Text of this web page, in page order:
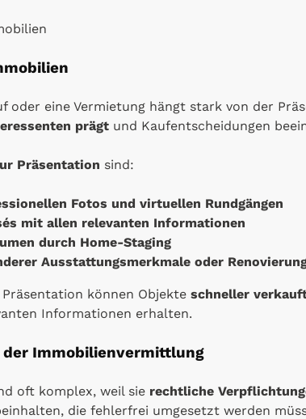
oder eine Vermietung hängt stark von der
prägt und Kaufentscheidungen
Präsentation sind:
Fotos und virtuellen Rundgängen
mit allen relevanten Informationen
durch Home-Staging
Ausstattungsmerkmale oder
können Objekte schneller
Informationen erhalten.
Immobilienvermittlung
oft komplex, weil sie rechtliche
die fehlerfrei umgesetzt werden